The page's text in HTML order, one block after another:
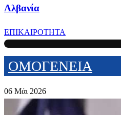
Αλβανία
ΕΠΙΚΑΙΡΟΤΗΤΑ
ΟΜΟΓΕΝΕΙΑ
06 Μάι 2026